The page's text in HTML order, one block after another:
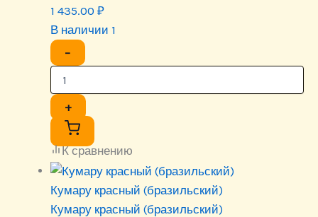
1 435.00 ₽
В наличии 1
−
+
К сравнению
Кумару красный (бразильский)
Кумару красный (бразильский)